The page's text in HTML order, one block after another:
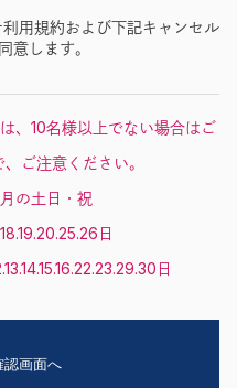
用規約および下記キャンセル
意します。
、10名様以上でない場合はご
ご注意ください。
の土日・祝
日
日